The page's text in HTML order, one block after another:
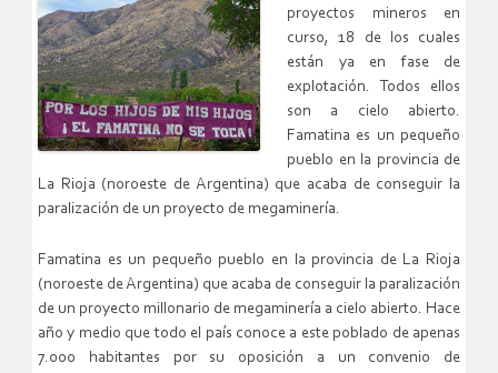
proyectos mineros en
curso, 18 de los cuales
están ya en fase de
explotación. Todos ellos
son a cielo abierto.
Famatina es un pequeño
pueblo en la provincia de
La Rioja (noroeste de Argentina) que acaba de conseguir la
paralización de un proyecto de megaminería.
Famatina es un pequeño pueblo en la provincia de La Rioja
(noroeste de Argentina) que acaba de conseguir la paralización
de un proyecto millonario de megaminería a cielo abierto. Hace
año y medio que todo el país conoce a este poblado de apenas
7.000 habitantes por su oposición a un convenio de